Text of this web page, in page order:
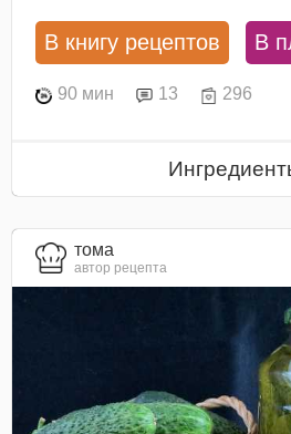
В книгу рецептов В
90 мин 13 296
тома
автор рецепта